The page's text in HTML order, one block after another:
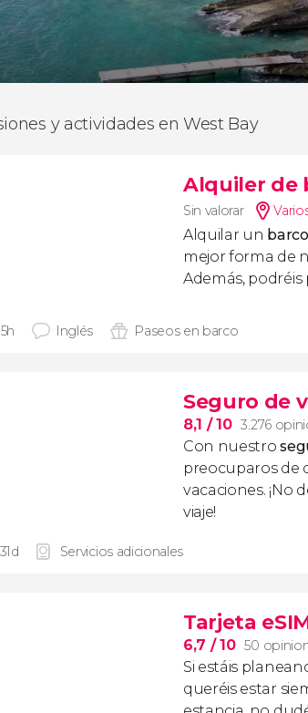
y actividades en West Bay
Alquiler de
Sin valorar
Alquilar un
mejor forma de
Además, podréis
Inglés Paseos en barco
Seguro de
8,1 / 10 3.276
Con nuestro
preocuparos de
vacaciones. ¡No
viaje!
Servicios adicionales
Tarjeta
6,7 / 10 50
Si estáis
queréis estar